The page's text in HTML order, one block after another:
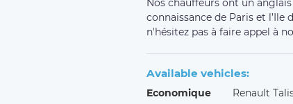
Nos chauffeurs ont un
connaissance de Paris et l’Ile
n'hésitez pas à faire appel à
Available vehicles:
Economique Renault